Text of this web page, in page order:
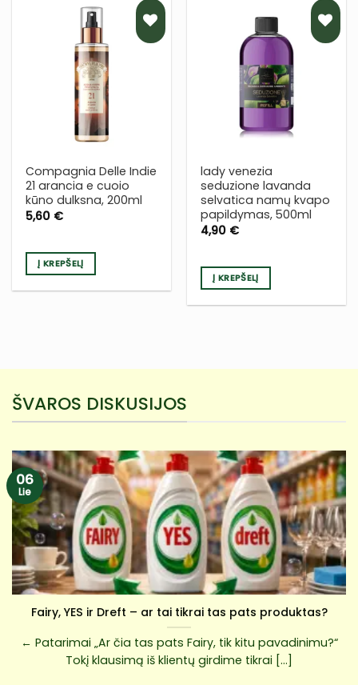
Compagnia Delle Indie
21 arancia e cuoio
kūno dulksna, 200ml
5,60 €
Į KREPŠELĮ
SĄRAŠĄ
lady venezia
seduzione lavanda
selvatica namų kvapo
papildymas, 500ml
4,90 €
Į KREPŠELĮ
ŠVAROS DISKUSIJOS
Fairy, YES ir Dreft – ar tai tikrai tas pats produktas?
← Patarimai „Ar čia tas pats Fairy, tik kitu pavadinimu?“
Tokį klausimą iš klientų girdime tikrai [...]
06
Lie